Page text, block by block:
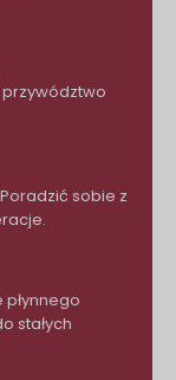
Poradzić sobie z
stałych